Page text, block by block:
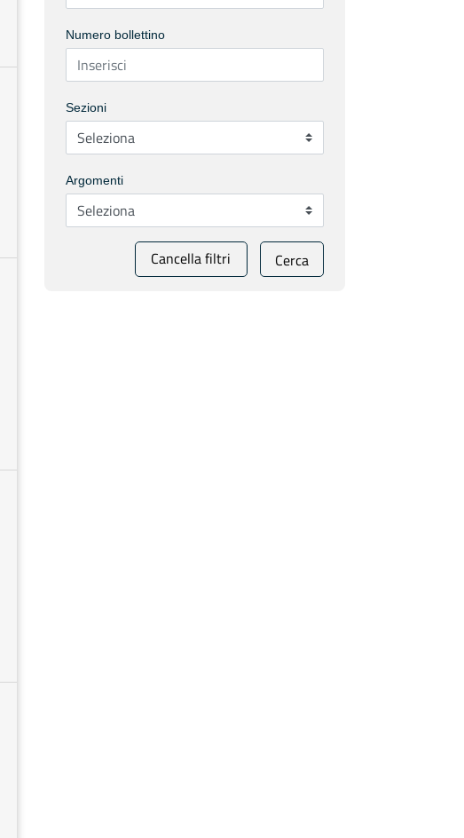
Numero bollettino
Sezioni
Argomenti
Cancella filtri Cerca